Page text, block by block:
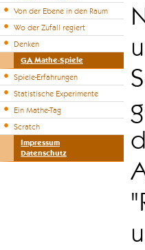
Von der Ebene in den Raum
Wo der Zufall regiert
Denken
GA Mathe-Spiele
Spiele-Erfahrungen
Statistische Experimente
Ein Mathe-Tag
Scratch
Impressum
Datenschutz